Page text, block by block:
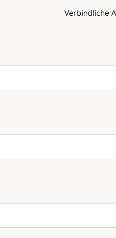
Verbindliche